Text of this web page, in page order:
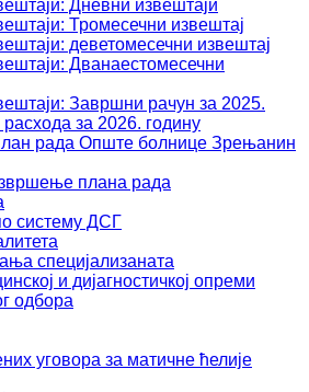
Дневни извештаји
Тромесечни извештај
деветомесечни извештај
Дванаестомесечни
Завршни рачун за 2025.
за 2026. годину
рада Опште болнице Зрењанин
плана рада
систему ДСГ
специјализаната
и дијагностичкој опреми
одбора
уговора за матичне ћелије